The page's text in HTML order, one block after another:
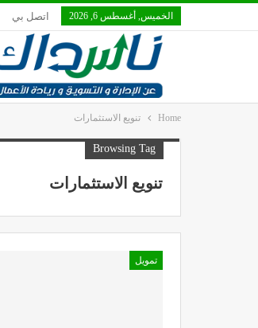
الخميس, أغسطس 6, 2026 اتصل بي
Home تنويع الاستثمارات
Browsing Tag
تنويع الاستثمارات
تمويل